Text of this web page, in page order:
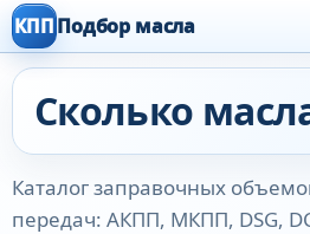
КПППодбор масла
Сколько
Каталог заправочных
передач: АКПП, МКПП, DSG,